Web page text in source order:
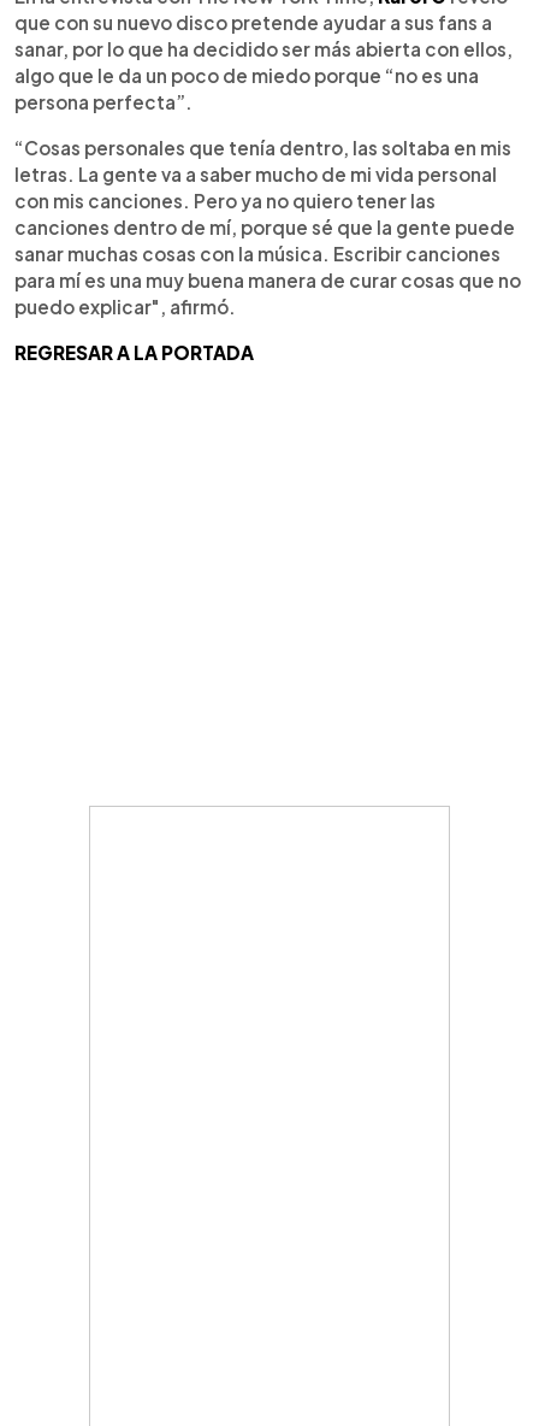
que con su nuevo disco pretende ayudar a sus fans a
sanar, por lo que ha decidido ser más abierta con ellos,
algo que le da un poco de miedo porque “no es una
persona perfecta”.
“Cosas personales que tenía dentro, las soltaba en mis
letras. La gente va a saber mucho de mi vida personal
con mis canciones. Pero ya no quiero tener las
canciones dentro de mí, porque sé que la gente puede
sanar muchas cosas con la música. Escribir canciones
para mí es una muy buena manera de curar cosas que no
puedo explicar", afirmó.
REGRESAR A LA PORTADA